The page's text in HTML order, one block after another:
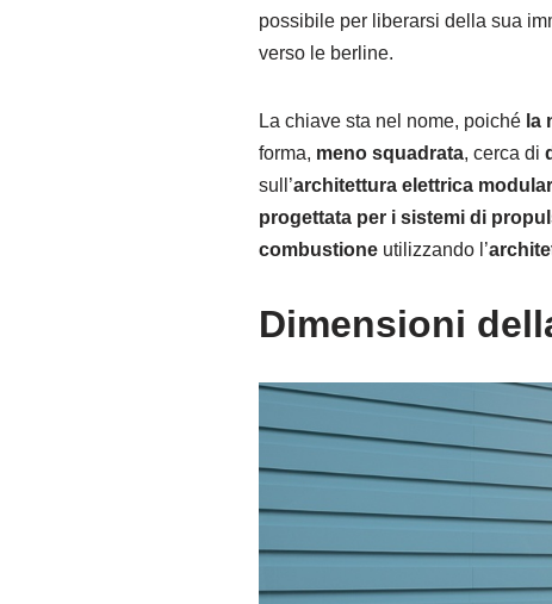
possibile per liberarsi della sua
verso le berline.
La chiave sta nel nome, poiché la
forma, meno squadrata, cerca di
sull’architettura elettrica
progettata per i sistemi di
combustioneutilizzando l’
Dimensioni